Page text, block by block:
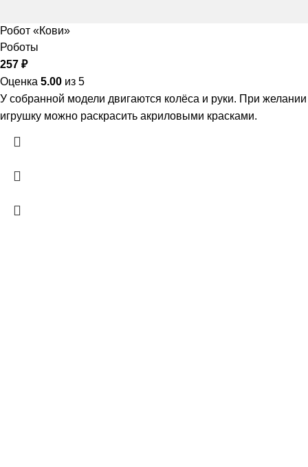
Робот «Кови»
Роботы
257 ₽
Оценка 5.00 из 5
У собранной модели двигаются колёса и руки. При желании
игрушку можно раскрасить акриловыми красками.